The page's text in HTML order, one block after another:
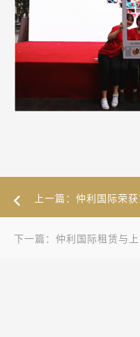
上一篇：仲利国际荣
奖
下一篇：仲利国际租赁与